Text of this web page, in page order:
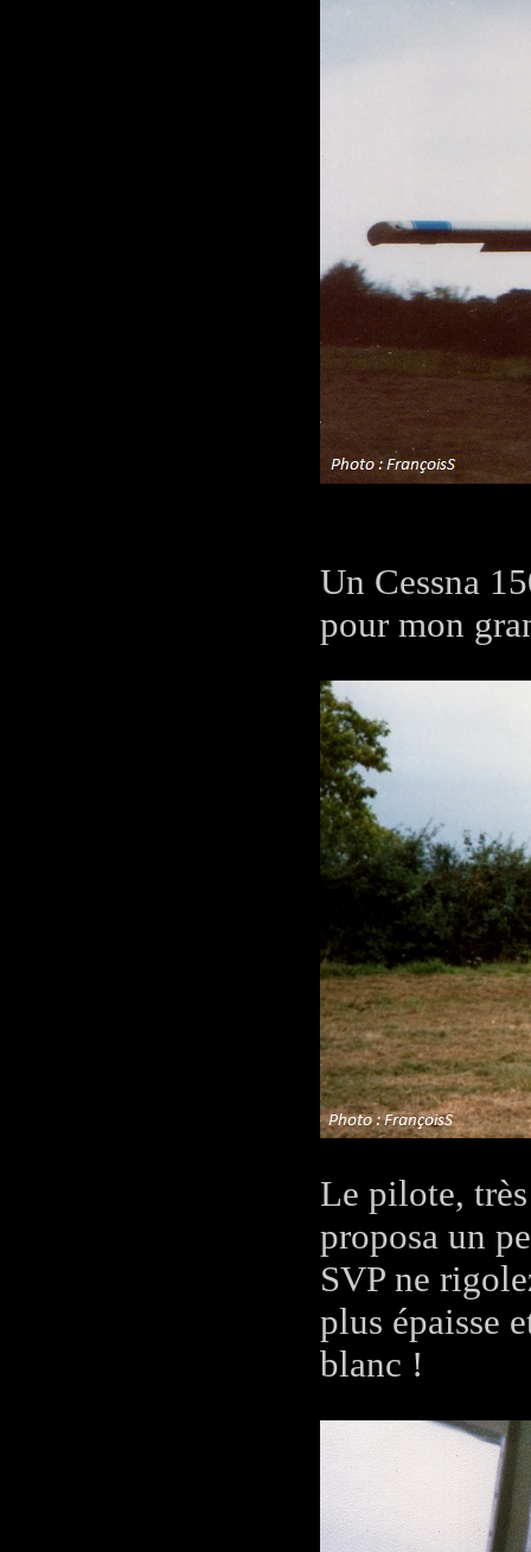
Un Cessna
pour mon
Le pilote,
proposa un
SVP ne
plus épaisse
blanc !